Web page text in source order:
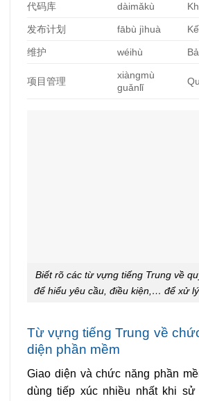
代码库 dàimǎkù
发布计划 fābù jìhuà
维护 wéihù
项目管理
xiàngmù
guǎnlǐ
Biết rõ các từ vựng tiếng Trung về
để hiểu yêu cầu, điều kiện,… để xử
Từ vựng tiếng Trung về
diện phần mềm
Giao diện và chức năng phần
dùng tiếp xúc nhiều nhất khi sử